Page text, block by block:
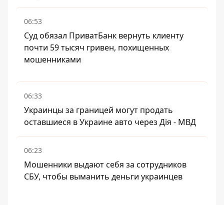
06:53
Суд обязал ПриватБанк вернуть клиенту
почти 59 тысяч гривен, похищенных
мошенниками
06:33
Украинцы за границей могут продать
оставшиеся в Украине авто через Дія - МВД
06:23
Мошенники выдают себя за сотрудников
СБУ, чтобы выманить деньги украинцев